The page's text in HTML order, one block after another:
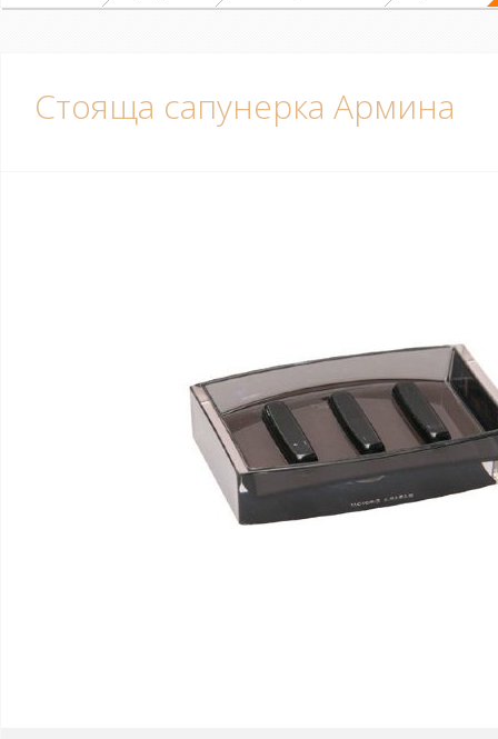
Стояща сапунерка Армина